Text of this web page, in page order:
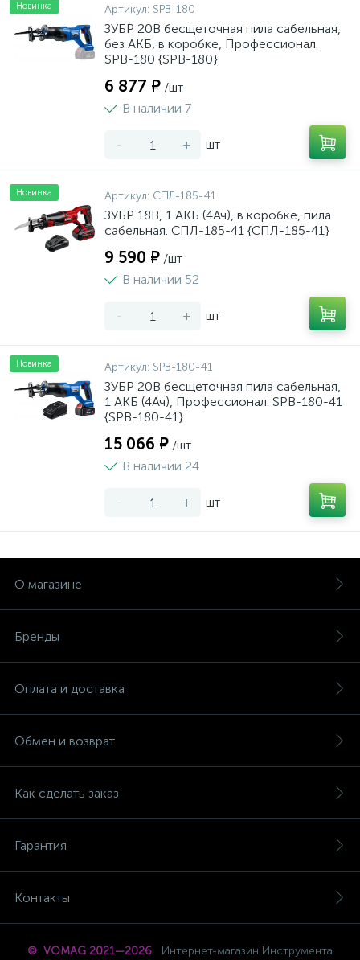
Новинка Артикул: SPB-180
ЗУБР 20В бесщеточная пила сабельная,
без АКБ, в коробке, Профессионал.
SPB-180 {SPB-180}
6 877 ₽ /шт
В наличии 7
- + шт
Новинка Артикул: СПЛ-185-41
ЗУБР 18В, 1 АКБ (4Ач), в коробке, пила
сабельная. СПЛ-185-41 {СПЛ-185-41}
9 590 ₽ /шт
В наличии 52
- + шт
Новинка Артикул: SPB-180-41
ЗУБР 20В бесщеточная пила сабельная,
1 АКБ (4Ач), Профессионал. SPB-180-41
{SPB-180-41}
15 066 ₽ /шт
В наличии 24
- + шт
О магазине
Бренды
Оплата и доставка
Обмен и возврат
Как сделать заказ
Гарантия
Контакты
© VOMAG 2021—2026
Интернет-магазин Инструмента